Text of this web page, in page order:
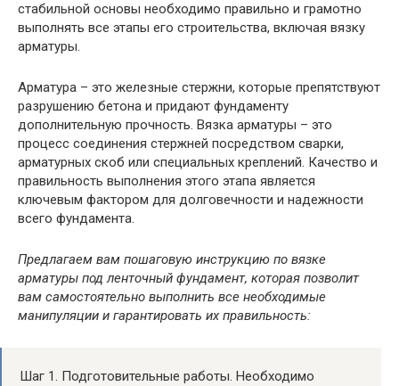
стабильной основы необходимо правильно и грамотно
выполнять все этапы его строительства, включая вязку
арматуры.
Арматура – это железные стержни, которые препятствуют
разрушению бетона и придают фундаменту
дополнительную прочность. Вязка арматуры – это
процесс соединения стержней посредством сварки,
арматурных скоб или специальных креплений. Качество и
правильность выполнения этого этапа является
ключевым фактором для долговечности и надежности
всего фундамента.
Предлагаем вам пошаговую инструкцию по вязке
арматуры под ленточный фундамент, которая позволит
вам самостоятельно выполнить все необходимые
манипуляции и гарантировать их правильность:
Шаг 1. Подготовительные работы. Необходимо